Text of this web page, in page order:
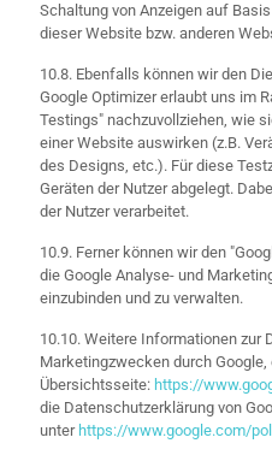
Schaltung von Anzeigen auf
dieser Website bzw. anderen
10.8. Ebenfalls können wir den
Google Optimizer erlaubt uns im
Testings" nachzuvollziehen, wie
einer Website auswirken (z.B.
des Designs, etc.). Für diese
Geräten der Nutzer abgelegt.
der Nutzer verarbeitet.
10.9. Ferner können wir den
die Google Analyse- und
einzubinden und zu verwalten.
10.10. Weitere Informationen zur
Marketingzwecken durch
Übersichtsseite: https://
die Datenschutzerklärung von
unter https://www.google.com/